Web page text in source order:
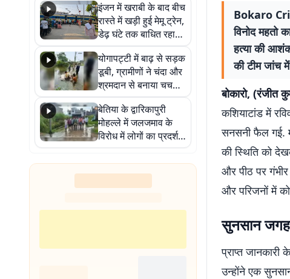
जयघोष से गूंजा परिसर
इंजन में खराबी के बाद बीच
रास्ते में खड़ी हुई मेमू ट्रेन,
डेढ़ घंटे तक बाधित रहा
आवागमन
योगापट्टी में बाढ़ से सड़क
डूबी, ग्रामीणों ने चंदा और
श्रमदान से बनाया चचरी
पुल
बेतिया के द्वारिकापुरी
मोहल्ले में जलजमाव के
विरोध में लोगों का प्रदर्शन,
स्थायी समाधान की मांग
Bokaro
विनोद महतो
हत्या की
की टीम जांच में
बोकारो, (रंजीत
कशियाटांड में
सनसनी फैल गई.
की स्थिति को
और पीठ पर गंभीर
और परिजनों में
सुनसान जगह
प्राप्त
उन्होंने एक